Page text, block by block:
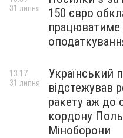
150 євро
працюватиме
31 липня
Український
відстежував
ракету аж до
кордону
Міноборони
13:17
31 липня